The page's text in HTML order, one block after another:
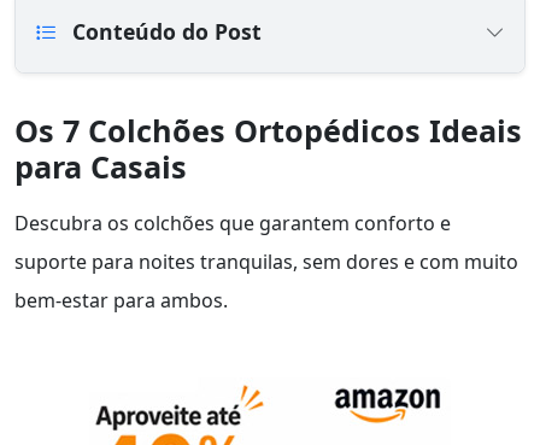
Conteúdo do Post
Os 7 Colchões Ortopédicos Ideais
para Casais
Descubra os colchões que garantem conforto e
suporte para noites tranquilas, sem dores e com muito
bem-estar para ambos.